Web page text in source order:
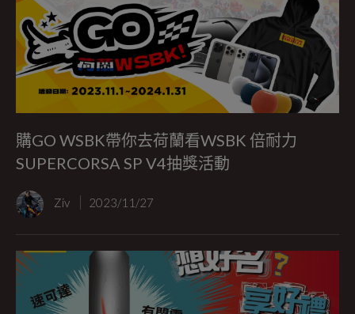
購GO WSBK帶你去荷蘭看WSBK 倍耐力
SUPERCORSA SP V4抽獎活動
Ziv 2023/11/27